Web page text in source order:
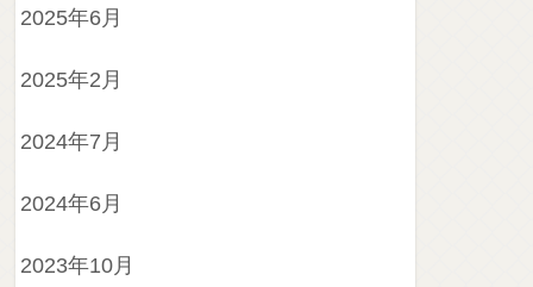
2025年6月
2025年2月
2024年7月
2024年6月
2023年10月